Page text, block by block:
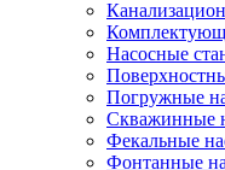
Насосные
Погружные
Скважинные
Фекальные
Фонтанные